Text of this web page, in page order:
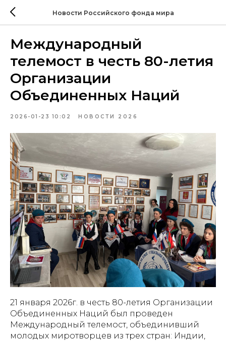
Новости Российского фонда мира
Международный
телемост в честь 80-летия
Организации
Объединенных Наций
2026-01-23 10:02 НОВОСТИ 2026
21 января 2026г. в честь 80-летия Организации
Объединенных Наций был проведен
Международный телемост, объединивший
молодых миротворцев из трех стран: Индии,